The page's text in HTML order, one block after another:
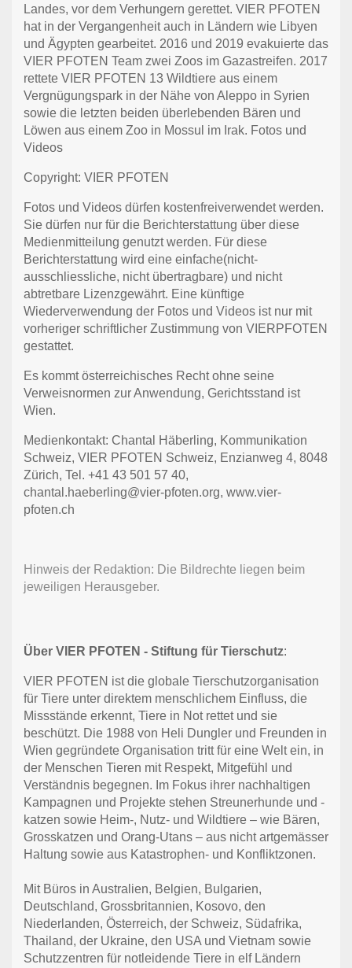
Landes, vor dem Verhungern gerettet. VIER PFOTEN
hat in der Vergangenheit auch in Ländern wie Libyen
und Ägypten gearbeitet. 2016 und 2019 evakuierte das
VIER PFOTEN Team zwei Zoos im Gazastreifen. 2017
rettete VIER PFOTEN 13 Wildtiere aus einem
Vergnügungspark in der Nähe von Aleppo in Syrien
sowie die letzten beiden überlebenden Bären und
Löwen aus einem Zoo in Mossul im Irak. Fotos und
Videos
Copyright: VIER PFOTEN
Fotos und Videos dürfen kostenfreiverwendet werden.
Sie dürfen nur für die Berichterstattung über diese
Medienmitteilung genutzt werden. Für diese
Berichterstattung wird eine einfache(nicht-
ausschliessliche, nicht übertragbare) und nicht
abtretbare Lizenzgewährt. Eine künftige
Wiederverwendung der Fotos und Videos ist nur mit
vorheriger schriftlicher Zustimmung von VIERPFOTEN
gestattet.
Es kommt österreichisches Recht ohne seine
Verweisnormen zur Anwendung, Gerichtsstand ist
Wien.
Medienkontakt: Chantal Häberling, Kommunikation
Schweiz, VIER PFOTEN Schweiz, Enzianweg 4, 8048
Zürich, Tel. +41 43 501 57 40,
chantal.haeberling@vier-pfoten.org, www.vier-
pfoten.ch
Hinweis der Redaktion: Die Bildrechte liegen beim
jeweiligen Herausgeber.
Über VIER PFOTEN - Stiftung für Tierschutz:
VIER PFOTEN ist die globale Tierschutzorganisation
für Tiere unter direktem menschlichem Einfluss, die
Missstände erkennt, Tiere in Not rettet und sie
beschützt. Die 1988 von Heli Dungler und Freunden in
Wien gegründete Organisation tritt für eine Welt ein, in
der Menschen Tieren mit Respekt, Mitgefühl und
Verständnis begegnen. Im Fokus ihrer nachhaltigen
Kampagnen und Projekte stehen Streunerhunde und -
katzen sowie Heim-, Nutz- und Wildtiere – wie Bären,
Grosskatzen und Orang-Utans – aus nicht artgemässer
Haltung sowie aus Katastrophen- und Konfliktzonen.
Mit Büros in Australien, Belgien, Bulgarien,
Deutschland, Grossbritannien, Kosovo, den
Niederlanden, Österreich, der Schweiz, Südafrika,
Thailand, der Ukraine, den USA und Vietnam sowie
Schutzzentren für notleidende Tiere in elf Ländern